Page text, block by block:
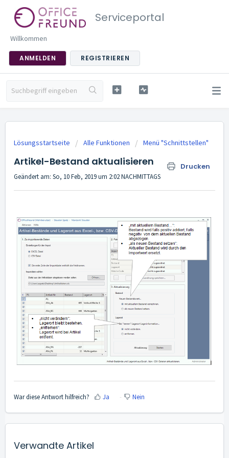
Serviceportal
Willkommen
ANMELDEN REGISTRIEREN
Lösungsstartseite Alle Funktionen Menü "Schnittstellen"
Artikel-Bestand aktualisieren Drucken
Geändert am: So, 10 Feb, 2019 um 2:02 NACHMITTAGS
War diese Antwort hilfreich? Ja Nein
Verwandte Artikel